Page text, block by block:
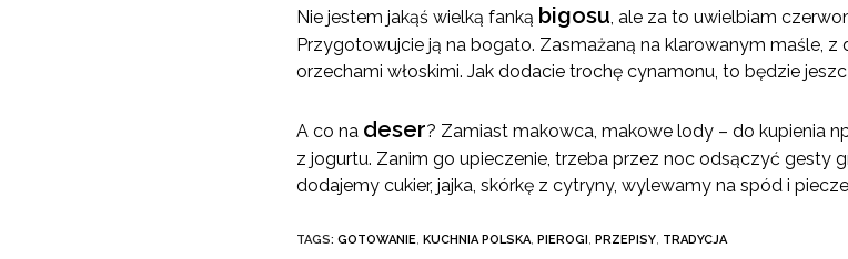
Nie jestem jakąś wielką fanką bigosu, ale za to uwielbiam
Przygotowujcie ją na bogato. Zasmażaną na klarowanym maśle,
orzechami włoskimi. Jak dodacie trochę cynamonu, to będzie
A co na deser? Zamiast makowca, makowe lody – do kupienia
z jogurtu. Zanim go upieczenie, trzeba przez noc odsączyć gesty
dodajemy cukier, jajka, skórkę z cytryny, wylewamy na spód i
TAGS: GOTOWANIE, KUCHNIA POLSKA, PIEROGI, PRZEPISY, TRADYCJA